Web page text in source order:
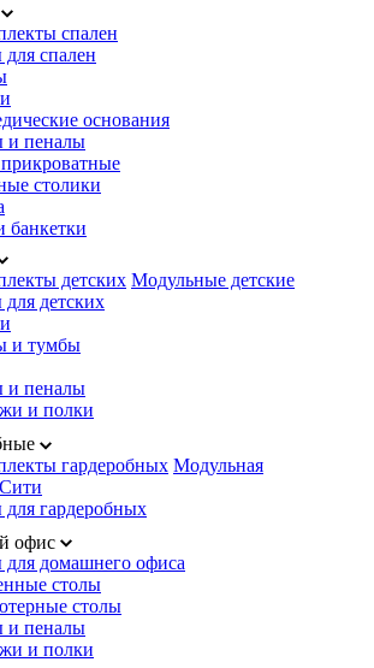
спален
спален
основания
пеналы
столики
детских Модульные детские
детских
и тумбы
пеналы
и полки
гардеробных Модульная
для гардеробных
офис
для домашнего офиса
столы
столы
пеналы
и полки